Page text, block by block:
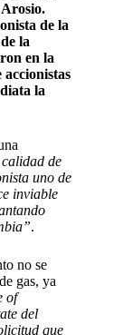
de la
la
en la
la
calidad de
uno de
inviable
.
no se
gas, ya
of
del
que